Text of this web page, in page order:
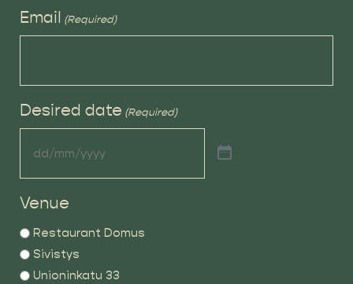
Email (Required)
Desired date (Required)
Venue
Restaurant Domus
Sivistys
Unioninkatu 33